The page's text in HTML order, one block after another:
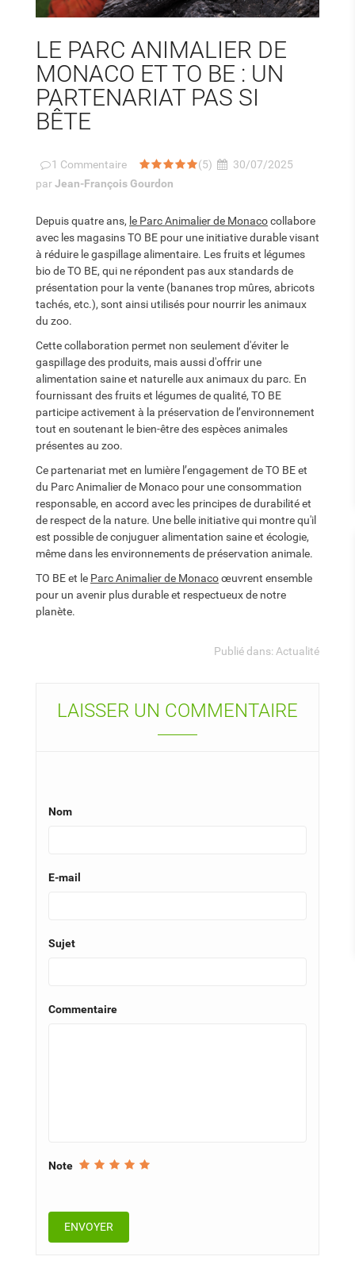
blanc
venus
Pommard, la force tranquille de la Bourgogne
Parmi les grands noms qui font battre le cœur des
LE PARC ANIMALIER DE
MONACO ET TO BE : UN
PARTENARIAT PAS SI
BÊTE
1 Commentaire (5)
30/07/2025
parJean-François Gourdon
Depuis quatre ans, le Parc Animalier de Monacocollabore
avec les magasins TO BE pour une initiative durable visant
à réduire le gaspillage alimentaire. Les fruits et légumes
bio de TO BE, qui ne répondent pas aux standards de
présentation pour la vente (bananes trop mûres, abricots
tachés, etc.), sont ainsi utilisés pour nourrir les animaux
du zoo.
Cette collaboration permet non seulement d'éviter le
gaspillage des produits, mais aussi d'offrir une
alimentation saine et naturelle aux animaux du parc. En
fournissant des fruits et légumes de qualité, TO BE
participe activement à la préservation de l’environnement
tout en soutenant le bien-être des espèces animales
présentes au zoo.
Ce partenariat met en lumière l’engagement de TO BE et
du Parc Animalier de Monaco pour une consommation
responsable, en accord avec les principes de durabilité et
de respect de la nature. Une belle initiative qui montre qu'il
est possible de conjuguer alimentation saine et écologie,
même dans les environnements de préservation animale.
TO BE et le Parc Animalier de Monacoœuvrent ensemble
pour un avenir plus durable et respectueux de notre
planète.
Publié dans: Actualité
LAISSER UN COMMENTAIRE
Nom
E-mail
Sujet
Commentaire
Note